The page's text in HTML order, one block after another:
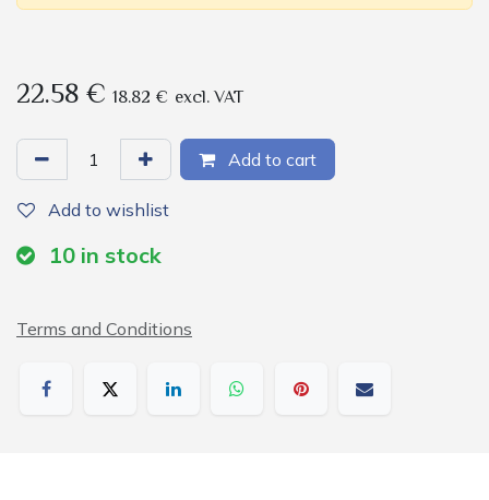
22.58€ 18.82 € excl. VAT
Add to cart
Add to wishlist
10 in stock
Terms and Conditions